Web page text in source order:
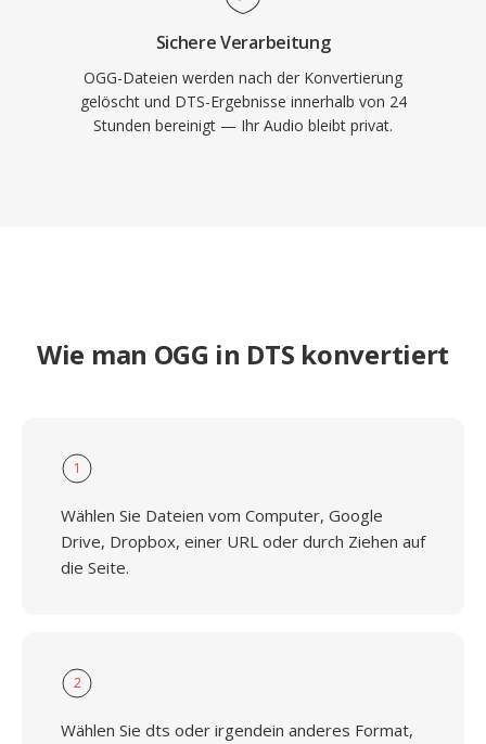
Sichere Verarbeitung
OGG-Dateien werden nach der Konvertierung
gelöscht und DTS-Ergebnisse innerhalb von 24
Stunden bereinigt — Ihr Audio bleibt privat.
Wie man OGG in DTS konvertiert
1
Wählen Sie Dateien vom Computer, Google
Drive, Dropbox, einer URL oder durch Ziehen auf
die Seite.
2
Wählen Sie dts oder irgendein anderes Format,